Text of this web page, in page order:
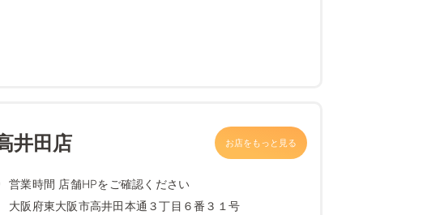
井田店 お店をもっと見る
営業時間 店舗HPをご確認ください
大阪府東大阪市高井田本通３丁目６番３１号